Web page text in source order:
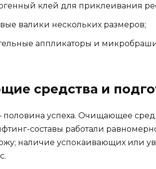
клей для приклеивания
валики нескольких размеров;
аппликаторы и
средства и
половина успеха. Очищающее
составы работали
наличие успокаивающих или